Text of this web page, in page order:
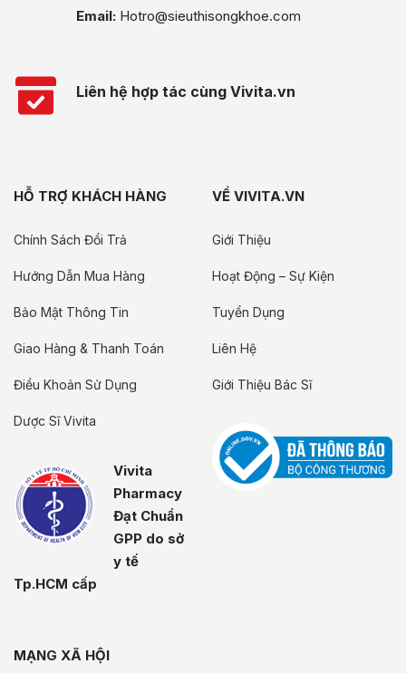
Email: Hotro@sieuthisongkhoe.com
Liên hệ hợp tác cùng Vivita.vn
HỖ TRỢ KHÁCH HÀNG
Chính Sách Đổi Trả
Hướng Dẫn Mua Hàng
Bảo Mật Thông Tin
Giao Hàng & Thanh Toán
Điều Khoản Sử Dụng
Dược Sĩ Vivita
Vivita
Pharmacy
Đạt Chuẩn
GPP do sở
y tế
Tp.HCM cấp
VỀ VIVITA.VN
Giới Thiệu
Hoạt Động – Sự Kiện
Tuyển Dụng
Liên Hệ
Giới Thiệu Bác Sĩ
MẠNG XÃ HỘI